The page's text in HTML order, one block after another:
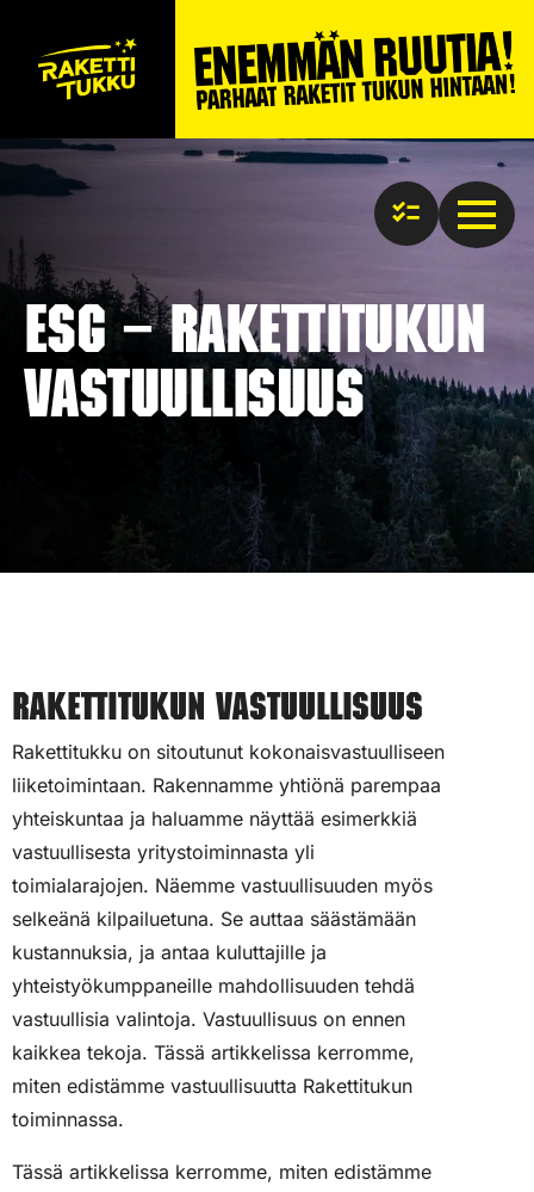
ESG – Rakettitukun
vastuullisuus
Rakettitukun vastuullisuus
Rakettitukku on sitoutunut kokonaisvastuulliseen
liiketoimintaan. Rakennamme yhtiönä parempaa
yhteiskuntaa ja haluamme näyttää esimerkkiä
vastuullisesta yritystoiminnasta yli
toimialarajojen. Näemme vastuullisuuden myös
selkeänä kilpailuetuna. Se auttaa säästämään
kustannuksia, ja antaa kuluttajille ja
yhteistyökumppaneille mahdollisuuden tehdä
vastuullisia valintoja. Vastuullisuus on ennen
kaikkea tekoja. Tässä artikkelissa kerromme,
miten edistämme vastuullisuutta Rakettitukun
toiminnassa.
Tässä artikkelissa kerromme, miten edistämme